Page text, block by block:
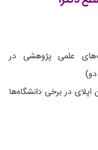
علمی پژوهشی در
دو)
اپلای در برخی دانشگاه‌ها